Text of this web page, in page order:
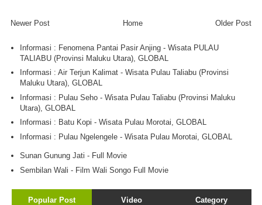
Newer Post Older Post
Home
Informasi : Fenomena Pantai Pasir Anjing - Wisata PULAU
TALIABU (Provinsi Maluku Utara), GLOBAL
Informasi : Air Terjun Kalimat - Wisata Pulau Taliabu (Provinsi
Maluku Utara), GLOBAL
Informasi : Pulau Seho - Wisata Pulau Taliabu (Provinsi Maluku
Utara), GLOBAL
Informasi : Batu Kopi - Wisata Pulau Morotai, GLOBAL
Informasi : Pulau Ngelengele - Wisata Pulau Morotai, GLOBAL
Sunan Gunung Jati - Full Movie
Sembilan Wali - Film Wali Songo Full Movie
Popular Post Video Category